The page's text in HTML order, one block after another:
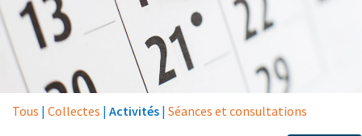
Tous | Collectes | Activités | Séances et consultations